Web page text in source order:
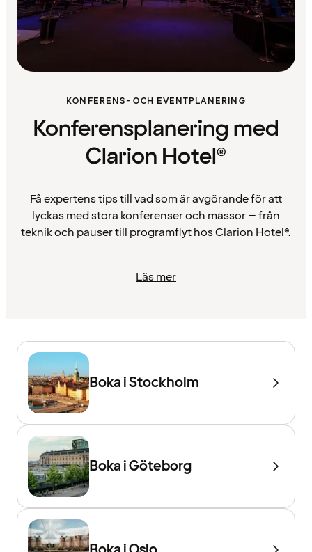
KONFERENS- OCH EVENTPLANERING
Konferensplanering med
Clarion Hotel®
Få expertens tips till vad som är avgörande för att
lyckas med stora konferenser och mässor – från
teknik och pauser till programflyt hos Clarion Hotel®.
Läs mer
Boka i Stockholm
Boka i Göteborg